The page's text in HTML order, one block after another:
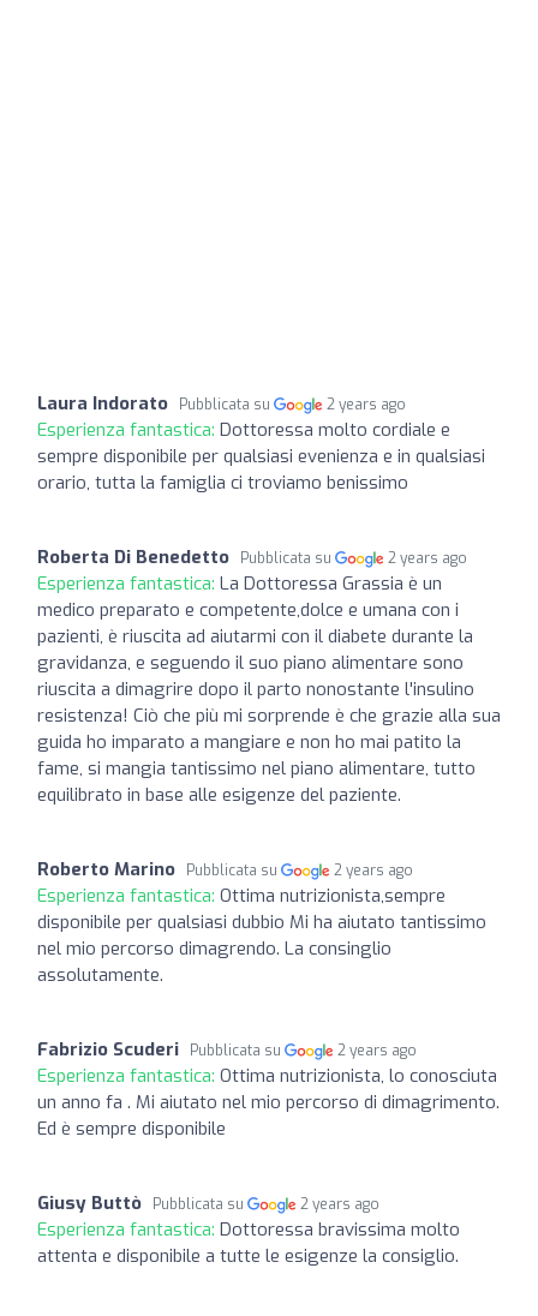
Laura Indorato Pubblicata su 2 years ago
Esperienza fantastica: Dottoressa molto cordiale e
sempre disponibile per qualsiasi evenienza e in qualsiasi
orario, tutta la famiglia ci troviamo benissimo
Roberta Di Benedetto Pubblicata su 2 years ago
Esperienza fantastica: La Dottoressa Grassia è un
medico preparato e competente,dolce e umana con i
pazienti, è riuscita ad aiutarmi con il diabete durante la
gravidanza, e seguendo il suo piano alimentare sono
riuscita a dimagrire dopo il parto nonostante l'insulino
resistenza! Ciò che più mi sorprende è che grazie alla sua
guida ho imparato a mangiare e non ho mai patito la
fame, si mangia tantissimo nel piano alimentare, tutto
equilibrato in base alle esigenze del paziente.
Roberto Marino Pubblicata su 2 years ago
Esperienza fantastica: Ottima nutrizionista,sempre
disponibile per qualsiasi dubbio Mi ha aiutato tantissimo
nel mio percorso dimagrendo. La consinglio
assolutamente.
Fabrizio Scuderi Pubblicata su 2 years ago
Esperienza fantastica: Ottima nutrizionista, lo conosciuta
un anno fa . Mi aiutato nel mio percorso di dimagrimento.
Ed è sempre disponibile
Giusy Buttò Pubblicata su 2 years ago
Esperienza fantastica: Dottoressa bravissima molto
attenta e disponibile a tutte le esigenze la consiglio.